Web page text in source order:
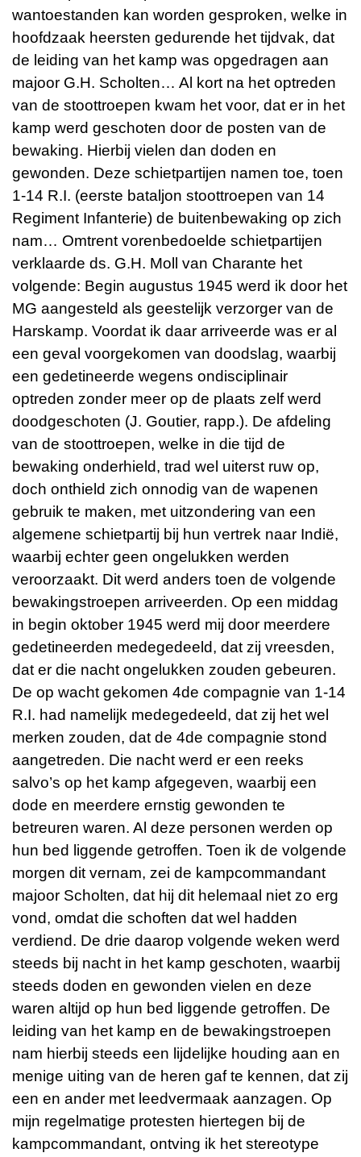
wantoestanden kan worden gesproken, welke in
hoofdzaak heersten gedurende het tijdvak, dat
de leiding van het kamp was opgedragen aan
majoor G.H. Scholten… Al kort na het optreden
van de stoottroepen kwam het voor, dat er in het
kamp werd geschoten door de posten van de
bewaking. Hierbij vielen dan doden en
gewonden. Deze schietpartijen namen toe, toen
1-14 R.I. (eerste bataljon stoottroepen van 14
Regiment Infanterie) de buitenbewaking op zich
nam… Omtrent vorenbedoelde schietpartijen
verklaarde ds. G.H. Moll van Charante het
volgende: Begin augustus 1945 werd ik door het
MG aangesteld als geestelijk verzorger van de
Harskamp. Voordat ik daar arriveerde was er al
een geval voorgekomen van doodslag, waarbij
een gedetineerde wegens ondisciplinair
optreden zonder meer op de plaats zelf werd
doodgeschoten (J. Goutier, rapp.). De afdeling
van de stoottroepen, welke in die tijd de
bewaking onderhield, trad wel uiterst ruw op,
doch onthield zich onnodig van de wapenen
gebruik te maken, met uitzondering van een
algemene schietpartij bij hun vertrek naar Indië,
waarbij echter geen ongelukken werden
veroorzaakt. Dit werd anders toen de volgende
bewakingstroepen arriveerden. Op een middag
in begin oktober 1945 werd mij door meerdere
gedetineerden medegedeeld, dat zij vreesden,
dat er die nacht ongelukken zouden gebeuren.
De op wacht gekomen 4de compagnie van 1-14
R.I. had namelijk medegedeeld, dat zij het wel
merken zouden, dat de 4de compagnie stond
aangetreden. Die nacht werd er een reeks
salvo’s op het kamp afgegeven, waarbij een
dode en meerdere ernstig gewonden te
betreuren waren. Al deze personen werden op
hun bed liggende getroffen. Toen ik de volgende
morgen dit vernam, zei de kampcommandant
majoor Scholten, dat hij dit helemaal niet zo erg
vond, omdat die schoften dat wel hadden
verdiend. De drie daarop volgende weken werd
steeds bij nacht in het kamp geschoten, waarbij
steeds doden en gewonden vielen en deze
waren altijd op hun bed liggende getroffen. De
leiding van het kamp en de bewakingstroepen
nam hierbij steeds een lijdelijke houding aan en
menige uiting van de heren gaf te kennen, dat zij
een en ander met leedvermaak aanzagen. Op
mijn regelmatige protesten hiertegen bij de
kampcommandant, ontving ik het stereotype